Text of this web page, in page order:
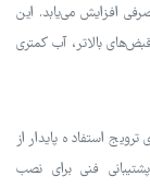
افزایش می‌یابد. این
بالاتر، آب کمتری
ترویج استفاده پایدار از
فنی برای نصب